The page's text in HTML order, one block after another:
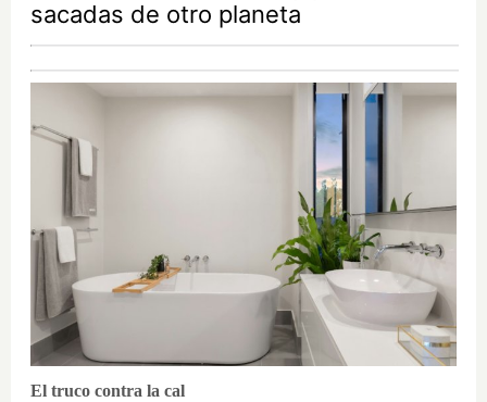
sacadas de otro planeta
El truco contra la cal